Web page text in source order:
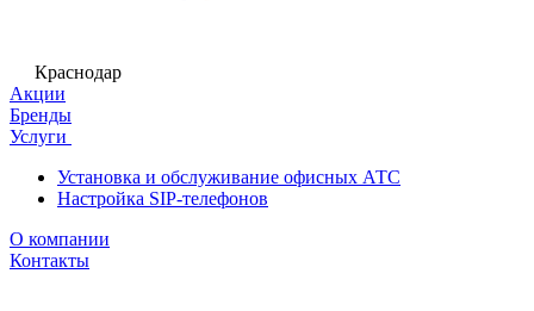
Краснодар
Акции
Бренды
Услуги
Установка и обслуживание офисных АТС
Настройка SIP-телефонов
О компании
Контакты